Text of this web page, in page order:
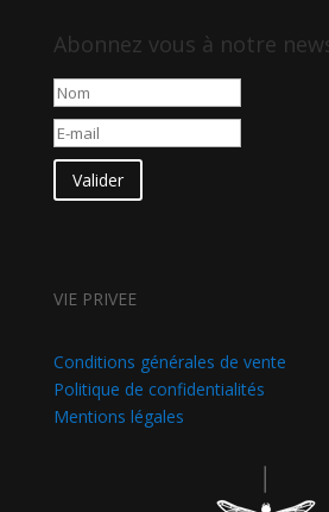
Abonnez vous à notre
Valider
VIE PRIVEE
Conditions générales de vente
Politique de confidentialités
Mentions légales